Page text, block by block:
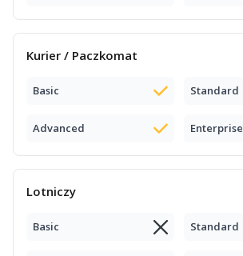
Kurier / Paczkomat
Basic Standard
Advanced Enterprise
Lotniczy
Basic Standard